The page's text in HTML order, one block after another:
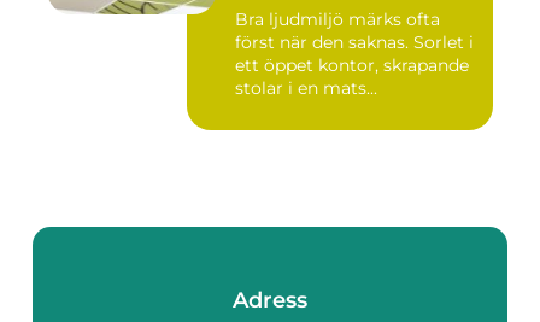
Bra ljudmiljö märks ofta
först när den saknas. Sorlet i
ett öppet kontor, skrapande
stolar i en mats...
Adress